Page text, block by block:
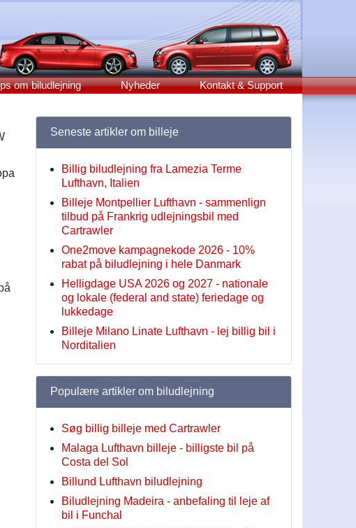
om biludlejning Nyheder Kontakt & Support
Seneste artikler om billeje
Billig biludlejning fra Lamezia Terme
Lufthavn, Italien
Billeje Montpellier Lufthavn - sammenlign
tilbud på Frankrig udlejningsbil med
Cartrawler
One2move kampagnekode 2026 - 10%
rabat på biludlejning i hele Danmark
Helligdage USA 2026 og 2027 - nationale
og lokale (federal and state) feriedage og
lukkedage
Billeje Milano Linate Lufthavn - lej billig bil i
Norditalien
Populære artikler om biludlejning
Søg billig billeje med Cartrawler
Malaga Lufthavn billeje - billigste bil på
Costa del Sol
Billund Lufthavn biludlejning
Biludlejning Madeira - anbefaling til leje af
bil i Funchal